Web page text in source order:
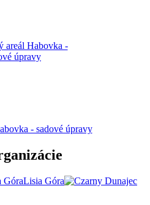
- sadové úpravy
Lisia Góra